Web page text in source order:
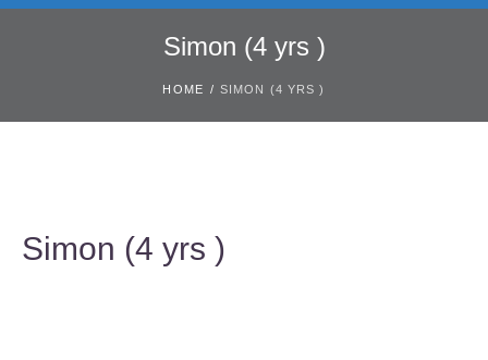
Simon (4 yrs )
HOME / SIMON (4 YRS )
Simon (4 yrs )